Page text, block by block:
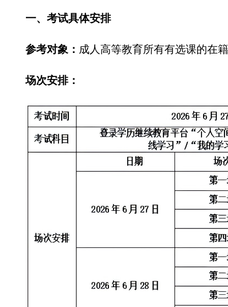
一、考试具体安排
参考对象： 成人高等教育所有有选课的在
场次安排：